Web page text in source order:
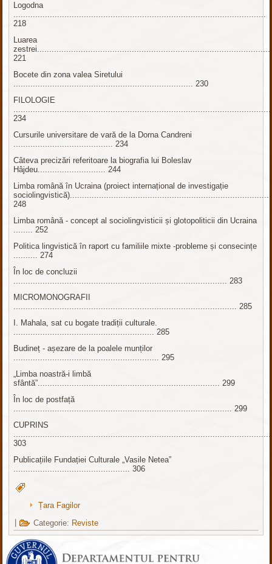
Logodna
........................................................................................................
218
Luarea
zestrei................................................................................................
221
Bocete din zona valea Siretului
.......................................................................... 230
FILOLOGIE
234
Cursurile universitare de vară de la Dorna Candreni
......................................... 234
Câteva precizări referitoare la biografia lui Boleslav
Hâjdeu............................ 244
Limba română în Ucraina (proiect internațional de investigație
248
Limba română - concept al sociolingvisticii și glotopoliticii din Ucraina
........ 252
Politica lingvistică în raport cu familiile mixte -probleme și consecințe
.......... 274
În loc de concluzii
........................................................................................ 283
MICROMONOGRAFII
............................................................................................ 285
I. Mahala, sat cu bogate tradiții culturale.
.......................................................... 285
Budineț - așezare de la poalele munților
............................................................ 295
„Limba noastră-i limbă
sfântă”........................................................................... 299
În loc de postfață
.......................................................................................... 299
CUPRINS
303
Publicațiile Fundației Culturale „Vasile Netea”
................................................ 306
Țara Fagilor
Categorie: Reviste